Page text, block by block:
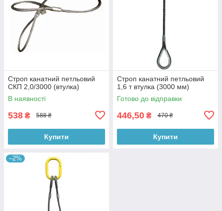
Строп канатний петльовий
СКП 2,0/3000 (втулка)
В наявності
538 ₴ 588 ₴
Купити
Строп канатний петльовий
1,6 т втулка (3000 мм)
Готово до відправки
446,50 ₴ 470 ₴
Купити
–2%